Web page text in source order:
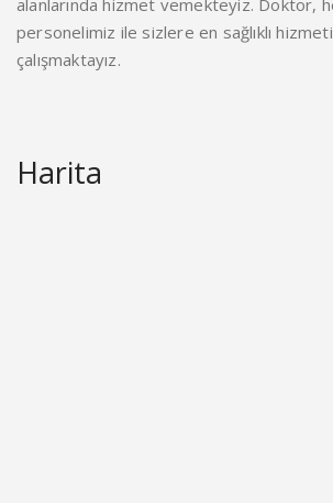
alanlarında hizmet vemekteyiz. Doktor,
personelimiz ile sizlere en sağlıklı
çalışmaktayız.
Harita